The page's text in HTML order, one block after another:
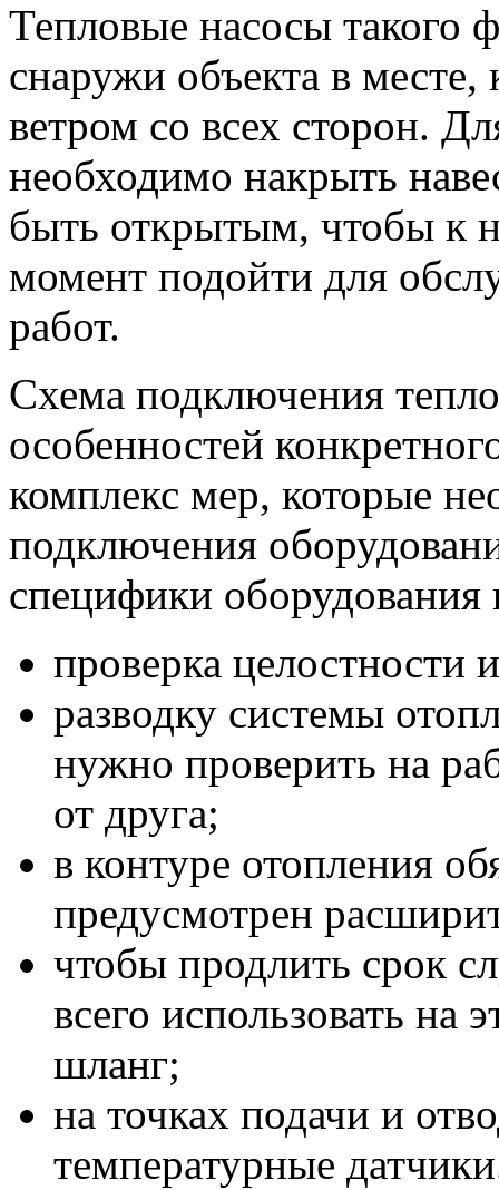
Тепловые насосы такого
снаружи объекта в месте,
ветром со всех сторон.
необходимо накрыть
быть открытым, чтобы к
момент подойти для
работ.
Схема подключения
особенностей
комплекс мер, которые
подключения
специфики оборудования
проверка целостности
разводку системы
нужно проверить на
от друга;
в контуре отопления
предусмотрен
чтобы продлить срок
всего использовать на
шланг;
на точках подачи и
температурные